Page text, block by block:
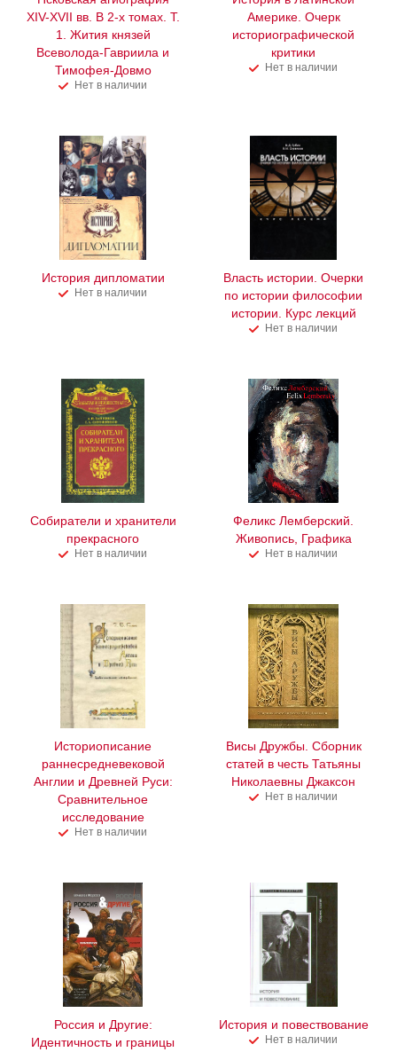
XIV-XVII вв. В 2-х томах. Т.
1. Жития князей
Всеволода-Гавриила и
Тимофея-Довмо
Нет в наличии
Америке. Очерк
историографической
критики
Нет в наличии
История дипломатии
Нет в наличии
Власть истории. Очерки
по истории философии
истории. Курс лекций
Нет в наличии
Собиратели и хранители
прекрасного
Нет в наличии
Феликс Лемберский.
Живопись, Графика
Нет в наличии
Историописание
раннесредневековой
Англии и Древней Руси:
Cравнительное
исследование
Нет в наличии
Висы Дружбы. Сборник
статей в честь Татьяны
Николаевны Джаксон
Нет в наличии
Россия и Другие:
Идентичность и границы
История и повествование
Нет в наличии